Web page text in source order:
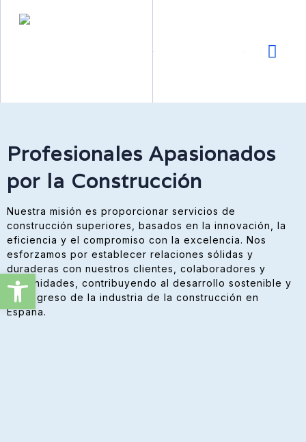
Profesionales Apasionados
por la Construcción
Nuestra misión es proporcionar servicios de
construcción superiores, basados en la innovación, la
eficiencia y el compromiso con la excelencia. Nos
esforzamos por establecer relaciones sólidas y
duraderas con nuestros clientes, colaboradores y
comunidades, contribuyendo al desarrollo sostenible y
al progreso de la industria de la construcción en
España.
Abrir barra de herramientas